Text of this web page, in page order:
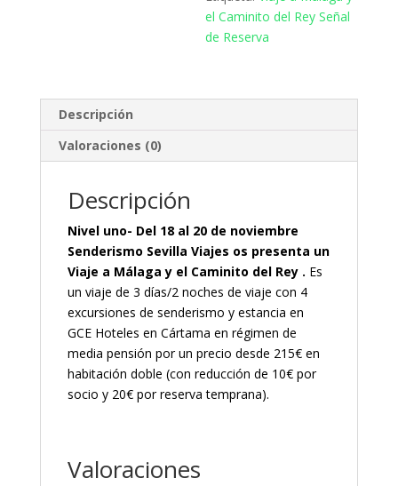
Reserva
cantidad
el Caminito del Rey Señal
de Reserva
Descripción
Valoraciones (0)
Descripción
Nivel uno- Del 18 al 20 de noviembre
Senderismo Sevilla Viajes os presenta un
Viaje a Málaga y el Caminito del Rey . Es
un viaje de 3 días/2 noches de viaje con 4
excursiones de senderismo y estancia en
GCE Hoteles en Cártama en régimen de
media pensión por un precio desde 215€ en
habitación doble (con reducción de 10€ por
socio y 20€ por reserva temprana).
Valoraciones